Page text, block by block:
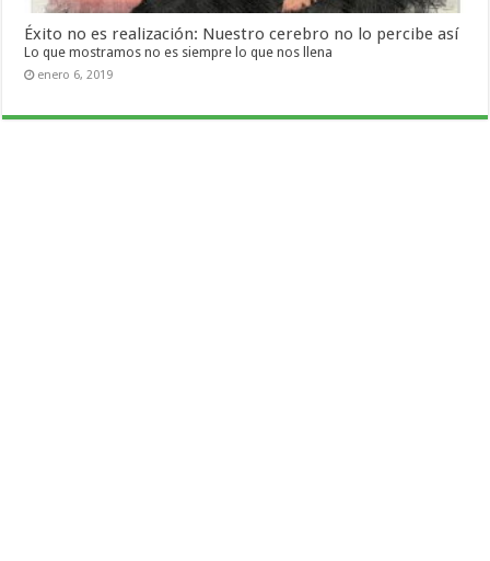
Éxito no es realización: Nuestro cerebro no lo percibe así
Lo que mostramos no es siempre lo que nos llena
enero 6, 2019